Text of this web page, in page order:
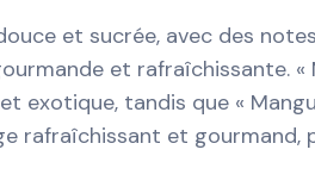
et sucrée, avec des
et rafraîchissante. «
exotique, tandis que «
rafraîchissant et gourmand,